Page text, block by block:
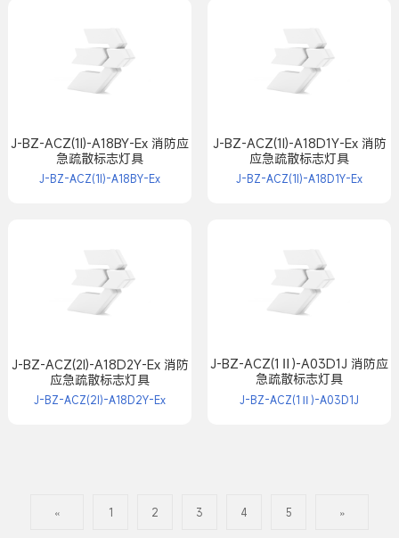
J-BZ-ACZ(1Ⅰ)-A18BY-Ex 消防应
急疏散标志灯具
J-BZ-ACZ(1Ⅰ)-A18BY-Ex
J-BZ-ACZ(1Ⅰ)-A18D1Y-Ex 消防
应急疏散标志灯具
J-BZ-ACZ(1Ⅰ)-A18D1Y-Ex
J-BZ-ACZ(2Ⅰ)-A18D2Y-Ex 消防
应急疏散标志灯具
J-BZ-ACZ(2Ⅰ)-A18D2Y-Ex
J-BZ-ACZ(1Ⅱ)-A03D1J 消防应
急疏散标志灯具
J-BZ-ACZ(1Ⅱ)-A03D1J
« 1 2 3 4 5 »